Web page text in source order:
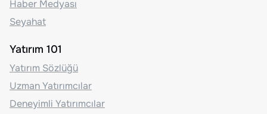
Haber Medyası
Seyahat
Yatırım 101
Yatırım Sözlüğü
Uzman Yatırımcılar
Deneyimli Yatırımcılar